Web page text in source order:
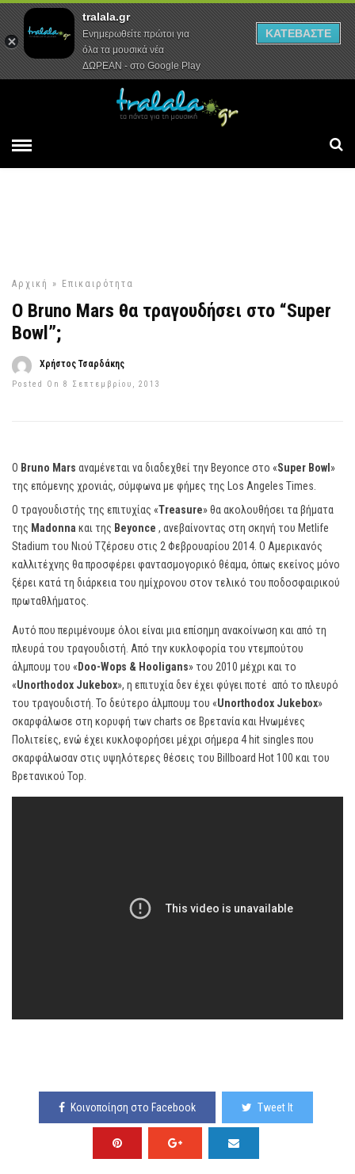
Αρχική Συνεντεύξεις Ρεπορτάζ
Αρχική » Επικαιρότητα
Ο Bruno Mars θα τραγουδήσει στο “Super
Bowl”;
Χρήστος Τσαρδάκης
Posted On 8 Σεπτεμβρίου, 2013
Ο Bruno Mars αναμένεται να διαδεχθεί την Beyonce στο «Super Bowl »
της επόμενης χρονιάς, σύμφωνα με φήμες της Los Angeles Times.
Ο τραγουδιστής της επιτυχίας «Treasure» θα ακολουθήσει τα βήματα
της Madonna και της Beyonce , ανεβαίνοντας στη σκηνή του Metlife
Stadium του Νιού Τζέρσευ στις 2 Φεβρουαρίου 2014. Ο Αμερικανός
καλλιτέχνης θα προσφέρει φαντασμογορικό θέαμα, όπως εκείνος μόνο
ξέρει κατά τη διάρκεια του ημίχρονου στον τελικό του ποδοσφαιρικού
πρωταθλήματος.
Αυτό που περιμένουμε όλοι είναι μια επίσημη ανακοίνωση και από τη
πλευρά του τραγουδιστή. Από την κυκλοφορία του ντεμπούτου
άλμπουμ του « Doo-Wops & Hooligans» του 2010 μέχρι και το
«Unorthodox Jukebox», η επιτυχία δεν έχει φύγει ποτέ από το πλευρό
του τραγουδιστή. Το δεύτερο άλμπουμ του «Unorthodox Jukebox»
σκαρφάλωσε στη κορυφή των charts σε Βρετανία και Ηνωμένες
Πολιτείες, ενώ έχει κυκλοφορήσει μέχρι σήμερα 4 hit singles που
σκαρφάλωσαν στις υψηλότερες θέσεις του Billboard Hot 100 και του
Βρετανικού Top.
Κοινοποίηση στο Facebook Tweet It
tralala.gr
Ενημερωθείτε πρώτοι για
όλα τα μουσικά νέα
ΔΩΡΕΑΝ - στο Google Play
ΚΑΤΕΒΑΣΤΕ